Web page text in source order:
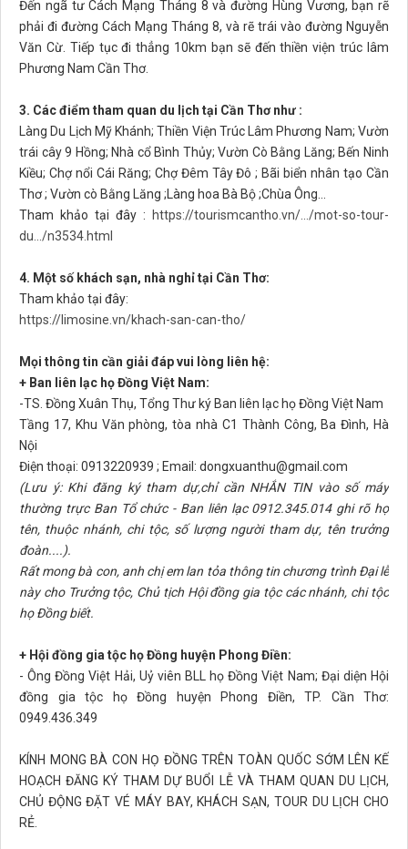
Đến ngã tư Cách Mạng Tháng 8 và đường Hùng Vương, bạn rẽ
phải đi đường Cách Mạng Tháng 8, và rẽ trái vào đường Nguyễn
Văn Cừ. Tiếp tục đi thẳng 10km bạn sẽ đến thiền viện trúc lâm
Phương Nam Cần Thơ.
3. Các điểm tham quan du lịch tại Cần Thơ như :
Làng Du Lịch Mỹ Khánh; Thiền Viện Trúc Lâm Phương Nam; Vườn
trái cây 9 Hồng; Nhà cổ Bình Thủy; Vườn Cò Bằng Lăng; Bến Ninh
Kiều; Chợ nổi Cái Răng; Chợ Đêm Tây Đô ; Bãi biển nhân tạo Cần
Thơ ; Vườn cò Bằng Lăng ;Làng hoa Bà Bộ ;Chùa Ông...
Tham khảo tại đây :
https://tourismcantho.vn/.../mot-so-tour-
du.../n3534.html
4. Một số khách sạn, nhà nghỉ tại Cần Thơ:
Tham khảo tại đây:
https://limosine.vn/khach-san-can-tho/
Mọi thông tin cần giải đáp vui lòng liên hệ:
+ Ban liên lạc họ Đồng Việt Nam:
-TS. Đồng Xuân Thụ, Tổng Thư ký Ban liên lạc họ Đồng Việt Nam
Tầng 17, Khu Văn phòng, tòa nhà C1 Thành Công, Ba Đình, Hà
Nội
Điện thoại: 0913220939 ; Email: dongxuanthu@gmail.com
(Lưu ý: Khi đăng ký tham dự,chỉ cần NHẮN TIN vào số máy
thường trực Ban Tổ chức - Ban liên lạc 0912.345.014 ghi rõ họ
tên, thuộc nhánh, chi tộc, số lượng người tham dự, tên trưởng
đoàn....).
Rất mong bà con, anh chị em lan tỏa thông tin chương trình Đại lễ
này cho Trưởng tộc, Chủ tịch Hội đồng gia tộc các nhánh, chi tộc
họ Đồng biết.
+ Hội đồng gia tộc họ Đồng huyện Phong Điền:
- Ông Đồng Việt Hải, Uỷ viên BLL họ Đồng Việt Nam; Đại diện Hội
đồng gia tộc họ Đồng huyện Phong Điền, TP. Cần Thơ:
0949.436.349
KÍNH MONG BÀ CON HỌ ĐỒNG TRÊN TOÀN QUỐC SỚM LÊN KẾ
HOẠCH ĐĂNG KÝ THAM DỰ BUỔI LỄ VÀ THAM QUAN DU LỊCH,
CHỦ ĐỘNG ĐẶT VÉ MÁY BAY, KHÁCH SẠN, TOUR DU LỊCH CHO
RẺ.